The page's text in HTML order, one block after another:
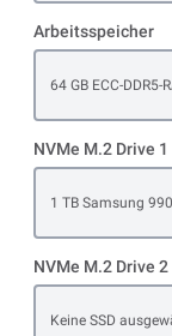
Arbeitsspeicher
64 GB ECC-
NVMe M.2 Drive 1
1 TB Samsung
NVMe M.2 Drive 2
Keine SSD